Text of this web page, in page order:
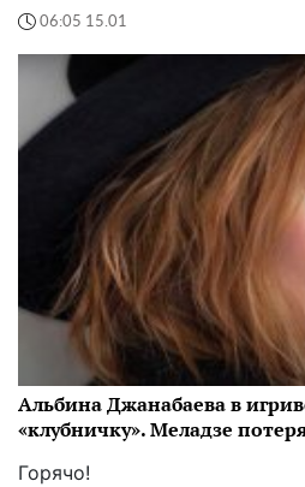
06:05 15.01
Альбина Джанабаева в
«клубничку». Меладзе
Горячо!